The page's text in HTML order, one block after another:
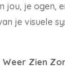
jou, je ogen,
je visuele
Weer Zien